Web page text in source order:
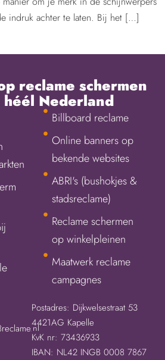
indruk achter te laten. Bij het […]
Postadres: Dijkwelsestraat 53
4421AG Kapelle
KvK nr: 73436933
IBAN: NL42 INGB 0008 7867
reclame schermen
Nederland
Billboard reclame
Online banners op
bekende websites
ABRI's (bushokjes &
stadsreclame)
Reclame schermen
op winkelpleinen
Maatwerk reclame
campagnes